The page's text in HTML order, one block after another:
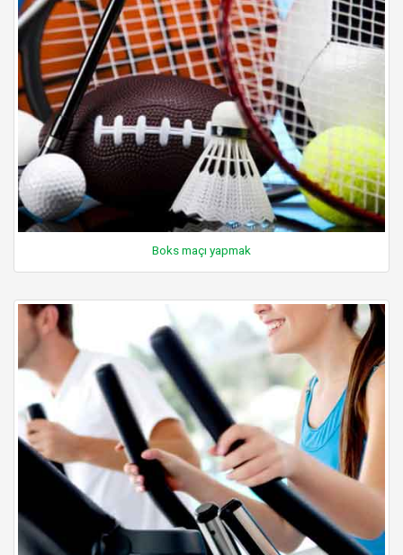
Boks maçı yapmak